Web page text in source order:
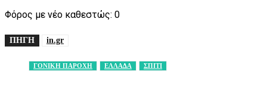
Φόρος με νέο καθεστώς: 0
ΠΗΓΗ in.gr
ΓΟΝΙΚΗ ΠΑΡΟΧΗ ΕΛΛΑΔΑ ΣΠΙΤΙ